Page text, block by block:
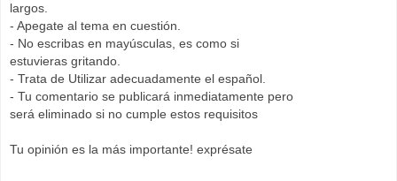
largos.
- Apegate al tema en cuestión.
- No escribas en mayúsculas, es como si
estuvieras gritando.
- Trata de Utilizar adecuadamente el español.
- Tu comentario se publicará inmediatamente pero
será eliminado si no cumple estos requisitos
Tu opinión es la más importante! exprésate